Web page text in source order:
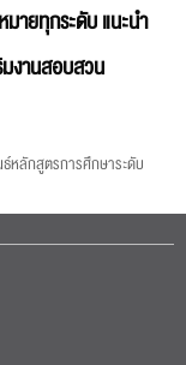
ายทุกระดับ แนะนำ
งานสอบสวน
หลักสูตรการศึกษาระดับ